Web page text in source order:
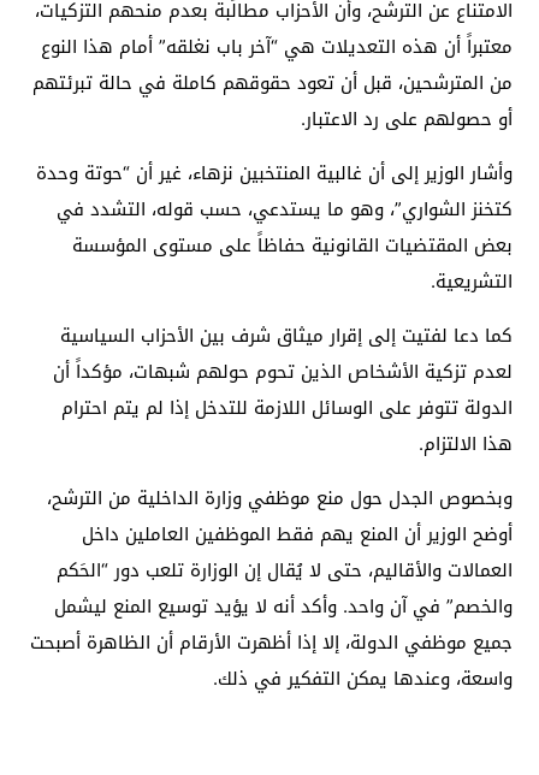
الامتناع عن الترشح، وأن الأحزاب مطالَبة بعدم منحهم التزكيات،
معتبراً أن هذه التعديلات هي “آخر باب نغلقه” أمام هذا النوع
من المترشحين، قبل أن تعود حقوقهم كاملة في حالة تبرئتهم
أو حصولهم على رد الاعتبار.
وأشار الوزير إلى أن غالبية المنتخبين نزهاء، غير أن “حوتة وحدة
كتخنز الشواري”، وهو ما يستدعي، حسب قوله، التشدد في
بعض المقتضيات القانونية حفاظاً على مستوى المؤسسة
التشريعية.
كما دعا لفتيت إلى إقرار ميثاق شرف بين الأحزاب السياسية
لعدم تزكية الأشخاص الذين تحوم حولهم شبهات، مؤكداً أن
الدولة تتوفر على الوسائل اللازمة للتدخل إذا لم يتم احترام
هذا الالتزام.
وبخصوص الجدل حول منع موظفي وزارة الداخلية من الترشح،
أوضح الوزير أن المنع يهم فقط الموظفين العاملين داخل
العمالات والأقاليم، حتى لا يُقال إن الوزارة تلعب دور “الحَكم
والخصم” في آن واحد. وأكد أنه لا يؤيد توسيع المنع ليشمل
جميع موظفي الدولة، إلا إذا أظهرت الأرقام أن الظاهرة أصبحت
واسعة، وعندها يمكن التفكير في ذلك.